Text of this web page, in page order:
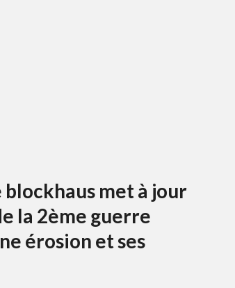
met à jour
la 2ème guerre
érosion et ses